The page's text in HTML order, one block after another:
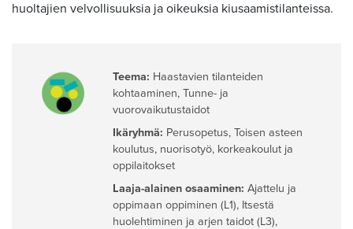
huoltajien velvollisuuksia ja oikeuksia kiusaamistilanteissa.
Teema: Haastavien tilanteiden
kohtaaminen, Tunne- ja
vuorovaikutustaidot
Ikäryhmä: Perusopetus, Toisen asteen
koulutus, nuorisotyö, korkeakoulut ja
oppilaitokset
Laaja-alainen osaaminen: Ajattelu ja
oppimaan oppiminen (L1), Itsestä
huolehtiminen ja arjen taidot (L3),